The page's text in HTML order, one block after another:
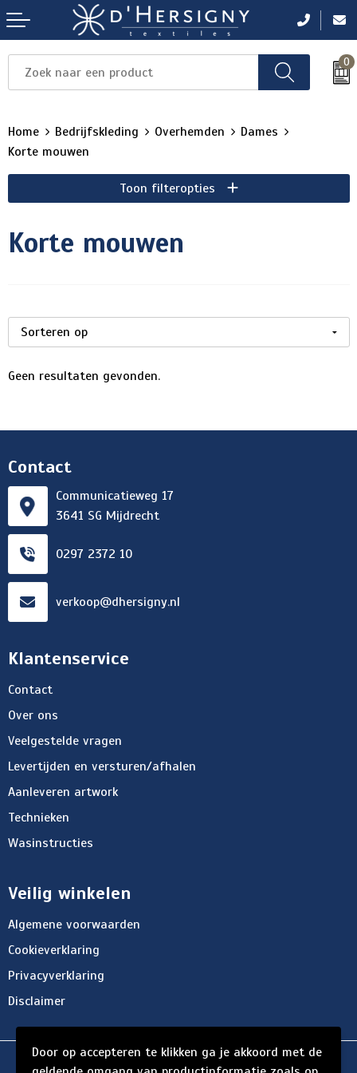
0
Home Bedrijfskleding Overhemden
Dames
Korte mouwen
Toon filteropties
Korte mouwen
Geen resultaten gevonden.
Contact
Communicatieweg 17
3641 SG Mijdrecht
0297 2372 10
verkoop@dhersigny.nl
Klantenservice
Contact
Over ons
Veelgestelde vragen
Levertijden en versturen/afhalen
Aanleveren artwork
Technieken
Wasinstructies
Veilig winkelen
Algemene voorwaarden
Cookieverklaring
Privacyverklaring
Disclaimer
© Copyright d'Hersigny 2024
Door op accepteren te klikken ga je akkoord met de